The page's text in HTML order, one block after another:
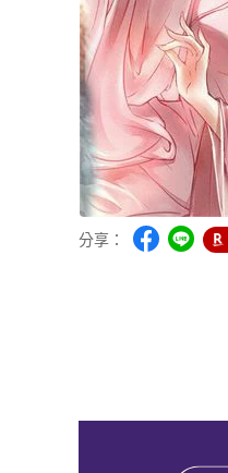
分享：